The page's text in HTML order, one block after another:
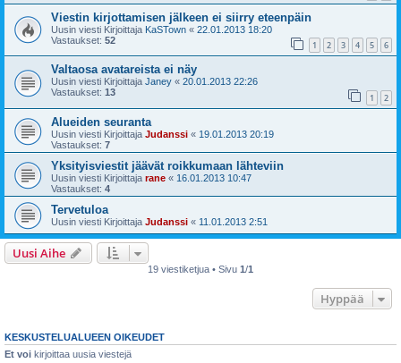
Viestin kirjottamisen jälkeen ei siirry eteenpäin
Uusin viesti Kirjoittaja KaSTown « 22.01.2013 18:20
Vastaukset: 52 1 2 3 4 5 6
Valtaosa avatareista ei näy
Uusin viesti Kirjoittaja Janey « 20.01.2013 22:26
Vastaukset: 13 1 2
Alueiden seuranta
Uusin viesti Kirjoittaja Judanssi « 19.01.2013 20:19
Vastaukset: 7
Yksityisviestit jäävät roikkumaan lähteviin
Uusin viesti Kirjoittaja rane « 16.01.2013 10:47
Vastaukset: 4
Tervetuloa
Uusin viesti Kirjoittaja Judanssi « 11.01.2013 2:51
Uusi Aihe
19 viestiketjua • Sivu 1/1
Hyppää
KESKUSTELUALUEEN OIKEUDET
Et voi kirjoittaa uusia viestejä